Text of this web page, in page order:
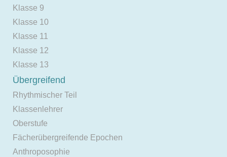
Klasse 9
Klasse 10
Klasse 11
Klasse 12
Klasse 13
Übergreifend
Rhythmischer Teil
Klassenlehrer
Oberstufe
Fächerübergreifende Epochen
Anthroposophie